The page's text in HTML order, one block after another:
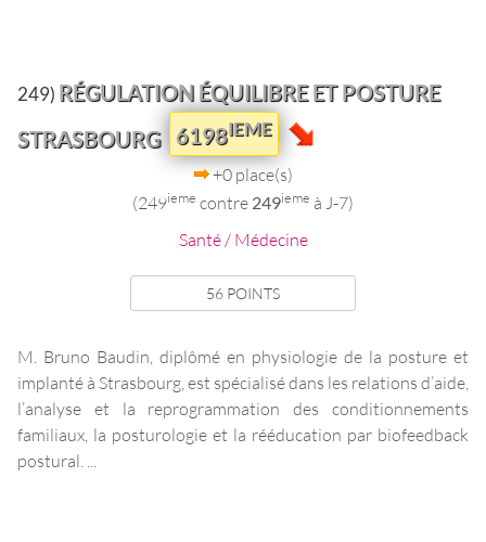
249) RÉGULATION ÉQUILIBRE ET POSTURE
STRASBOURG
6198IEME
+0 place(s)
(249ieme contre 249ieme à J-7)
Santé / Médecine
56 POINTS
M. Bruno Baudin, diplômé en physiologie de la posture et
implanté à Strasbourg, est spécialisé dans les relations d’aide,
l’analyse et la reprogrammation des conditionnements
familiaux, la posturologie et la rééducation par biofeedback
postural. ...